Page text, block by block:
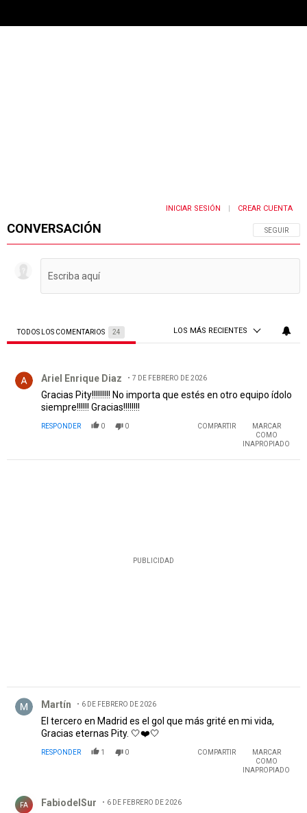
CONVERSACIÓN SIGA ESTA
SEGUIR
INICIAR SESIÓN CREAR CUENTA
TODOS LOS COMENTARIOS 24 LOS MÁS RECIENTES
Ariel Enrique Diaz 7 DE FEBRERO DE 2026
Gracias Pity!!!!!!!!! No importa que estés en otro equipo ídolo
siempre!!!!!! Gracias!!!!!!!!
RESPONDER 0 0 COMPARTIR
MARCAR
COMO
INAPROPIADO
PUBLICIDAD
Martín 6 DE FEBRERO DE 2026
El tercero en Madrid es el gol que más grité en mi vida,
Gracias eternas Pity. 🤍❤️🤍
RESPONDER 1 0 COMPARTIR
MARCAR
COMO
INAPROPIADO
FA FabiodelSur 6 DE FEBRERO DE 2026